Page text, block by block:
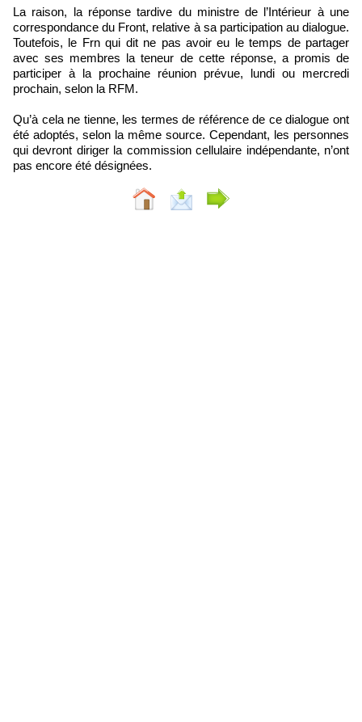
La raison, la réponse tardive du ministre de l’Intérieur à une
correspondance du Front, relative à sa participation au dialogue.
Toutefois, le Frn qui dit ne pas avoir eu le temps de partager
avec ses membres la teneur de cette réponse, a promis de
participer à la prochaine réunion prévue, lundi ou mercredi
prochain, selon la RFM.
Qu’à cela ne tienne, les termes de référence de ce dialogue ont
été adoptés, selon la même source. Cependant, les personnes
qui devront diriger la commission cellulaire indépendante, n’ont
pas encore été désignées.